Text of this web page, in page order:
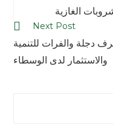
الغازية
Next Post
دجلة والفرات للتنمية
والاستثمار لدى الوسطاء